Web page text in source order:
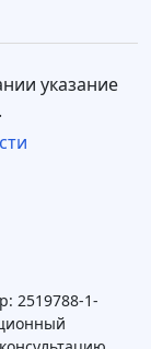
указание
2519788-1-